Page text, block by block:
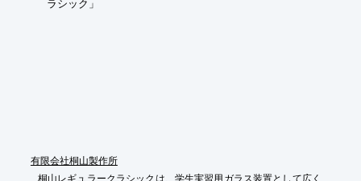
ラシック」
有限会社桐山製作所
桐山レギュラークラシックは、学生実習用ガラス装置として広く